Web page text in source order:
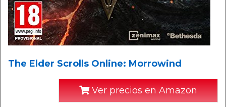
The Elder Scrolls Online: Morrowind
Ver precios en Amazon